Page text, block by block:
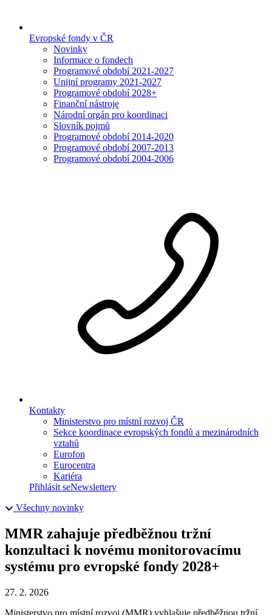
Evropské fondy v ČR
Novinky
Informace o fondech
Programové období 2021-2027
Unijní programy 2021-2027
Programové období 2028+
Finanční nástroje
Národní orgán pro koordinaci
Slovník pojmů
Programové období 2014-2020
Programové období 2007-2013
Programové období 2004-2006
Kontakty
Ministerstvo pro místní rozvoj ČR
Sekce koordinace evropských fondů a mezinárodních
vztahů
Eurofon
Eurocentra
Kariéra
Přihlásit seNewslettery
Všechny novinky
MMR zahajuje předběžnou tržní
konzultaci k novému monitorovacímu
systému pro evropské fondy 2028+
27. 2. 2026
Ministerstvo pro místní rozvoj (MMR) vyhlašuje předběžnou tržní